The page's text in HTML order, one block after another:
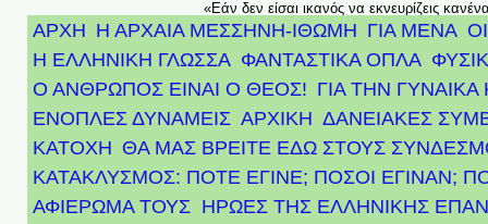
«Εάν δεν είσαι ικανός να εκνευρίζεις
ΑΡΧΗ Η ΑΡΧΑΙΑ ΜΕΣΣΗΝΗ-ΙΘΩΜΗ ΓΙΑ ΜΕΝΑ
Η ΕΛΛΗΝΙΚΗ ΓΛΩΣΣΑ ΦΑΝΤΑΣΤΙΚΑ ΟΠΛΑ
Ο ΑΝΘΡΩΠΟΣ ΕΙΝΑΙ Ο ΘΕΟΣ! ΓΙΑ ΤΗΝ ΓΥΝΑΙΚΑ
ΕΝΟΠΛΕΣ ΔΥΝΑΜΕΙΣ ΑΡΧΙΚΉ ΔΑΝΕΙΑΚΕΣ
ΚΑΤΟΧΗ ΘΑ ΜΑΣ ΒΡΕΙΤΕ ΕΔΩ ΣΤΟΥΣ
ΚΑΤΑΚΛΥΣΜΟΣ: ΠΟΤΕ ΕΓΙΝΕ; ΠΟΣΟΙ ΕΓΙΝΑΝ;
ΑΦΙΈΡΩΜΑ ΤΟΥΣ ΉΡΩΕΣ ΤΗΣ ΕΛΛΗΝΙΚΉΣ